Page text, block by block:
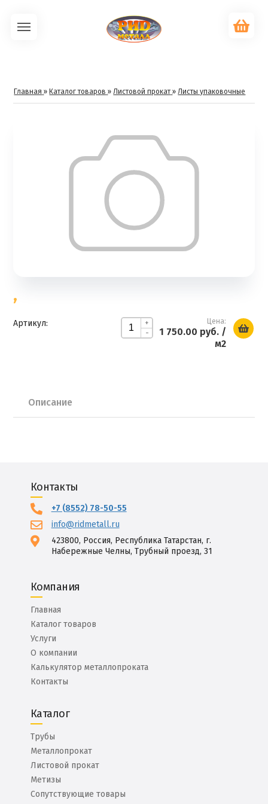
Главная » Каталог товаров »Листовой прокат »Листы упаковочные
,
+
-
Цена:
1 750.00 руб./
м2
Артикул:
Описание
Контакты
+7 (8552) 78-50-55
info@ridmetall.ru
423800, Россия, Республика Татарстан, г.
Набережные Челны, Трубный проезд, 31
Компания
Главная
Каталог товаров
Услуги
О компании
Калькулятор металлопроката
Контакты
Каталог
Трубы
Металлопрокат
Листовой прокат
Метизы
Сопутствующие товары